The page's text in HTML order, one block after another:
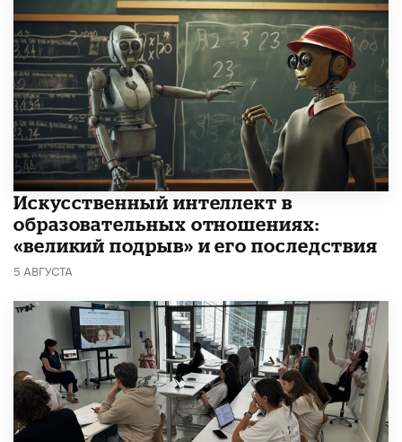
​Искусственный интеллект в
образовательных отношениях:
«великий подрыв» и его последствия
5 АВГУСТА